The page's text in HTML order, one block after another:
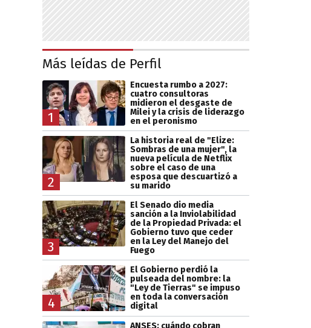
Más leídas de Perfil
1
Encuesta rumbo a 2027:
cuatro consultoras
midieron el desgaste de
Milei y la crisis de liderazgo
en el peronismo
2
La historia real de "Elize:
Sombras de una mujer", la
nueva película de Netflix
sobre el caso de una
esposa que descuartizó a
su marido
3
El Senado dio media
sanción a la Inviolabilidad
de la Propiedad Privada: el
Gobierno tuvo que ceder
en la Ley del Manejo del
Fuego
4
El Gobierno perdió la
pulseada del nombre: la
"Ley de Tierras" se impuso
en toda la conversación
digital
ANSES: cuándo cobran